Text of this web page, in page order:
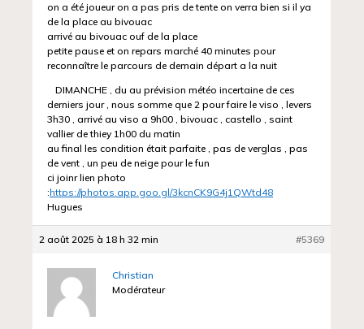
on a été joueur on a pas pris de tente on verra bien si il ya
de la place au bivouac
arrivé au bivouac ouf de la place
petite pause et on repars marché 40 minutes pour
reconnaître le parcours de demain départ a la nuit
DIMANCHE , du au prévision météo incertaine de ces
derniers jour , nous somme que 2 pour faire le viso , levers
3h30 , arrivé au viso a 9h00 , bivouac , castello , saint
vallier de thiey 1h00 du matin
au final les condition était parfaite , pas de verglas , pas
de vent , un peu de neige pour le fun
ci joinr lien photo
:https://photos.app.goo.gl/3kcnCK9G4j1QWtd48
Hugues
2 août 2025 à 18 h 32 min #5369
Christian
Modérateur